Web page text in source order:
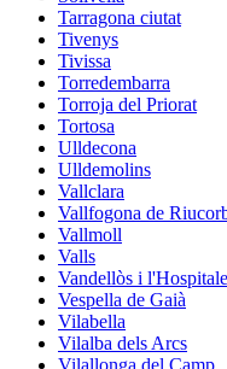
Tarragona ciutat
Tivenys
Tivissa
Torredembarra
Torroja del Priorat
Tortosa
Ulldecona
Ulldemolins
Vallclara
Vallfogona de
Vallmoll
Valls
Vandellòs i
Vespella de Gaià
Vilabella
Vilalba dels Arcs
Vilallonga del Camp